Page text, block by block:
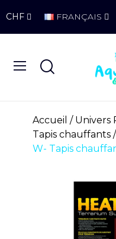
CHF FRANÇAIS
Accueil Univers
Tapis chauffants
W- Tapis